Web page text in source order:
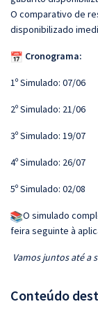
O comparativo de
disponibilizado
Cronograma:
1º Simulado: 07/06
2º Simulado: 21/06
3º Simulado: 19/07
4º Simulado: 26/07
5º Simulado: 02/08
O simulado
feira seguinte à
Vamos juntos até a
Conteúdo